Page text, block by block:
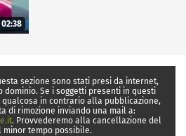
02:38
sezione sono stati presi da internet,
Se i soggetti presenti in questi
in contrario alla pubblicazione,
di rimozione inviando una mail a:
. Provvederemo alla cancellazione del
minor tempo possibile.